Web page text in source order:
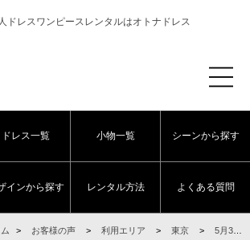
ドレスワンピースレンタルはオトナドレス
ドレス一覧 小物一覧 シーンから探す
インから探す レンタル方法 よくある質問
> お客様の声 > 利用エリア > 東京 > 5月3日 結婚式ご利用 東京都・世田谷エリア｜SR3-295BL-M（3点セット(バッグ)）